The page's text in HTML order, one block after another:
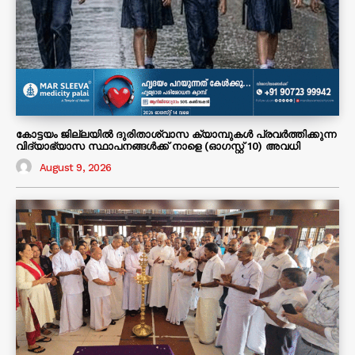
കോട്ടയം ജില്ലയിൽ ദുരിതാശ്വാസ ക്യാമ്പുകൾ പ്രവർത്തിക്കുന്ന
വിദ്യാഭ്യാസ സ്ഥാപനങ്ങൾക്ക് നാളെ (ഓഗസ്റ്റ് 10) അവധി
August 9, 2026